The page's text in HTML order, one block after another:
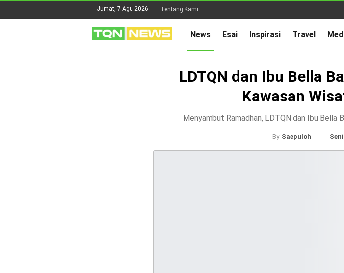
Jumat, 7 Agu 2026 Tentang Kami
News Esai Inspirasi Travel
LDTQN dan Ibu Bella
Kawasan
Menyambut Ramadhan, LDTQN dan Ibu Bella
By Saepuloh